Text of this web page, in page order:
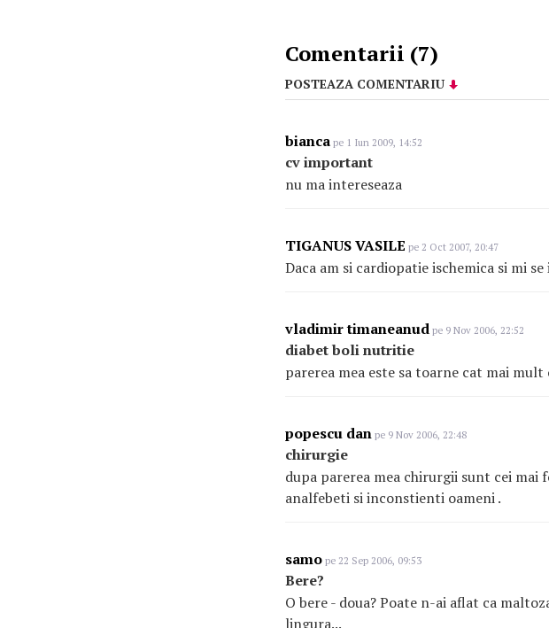
Comentarii (7)
POSTEAZA COMENTARIU
bianca pe 1 Iun 2009, 14:52
cv important
nu ma intereseaza
TIGANUS VASILE pe 2 Oct 2007, 20:47
Daca am si cardiopatie ischemica si mi
vladimir timaneanud pe 9 Nov 2006, 22:52
diabet boli nutritie
parerea mea este sa toarne cat mai
popescu dan pe 9 Nov 2006, 22:48
chirurgie
dupa parerea mea chirurgii sunt cei
analfebeti si inconstienti oameni .
samo pe 22 Sep 2006, 09:53
Bere?
O bere - doua? Poate n-ai aflat ca
lingura...